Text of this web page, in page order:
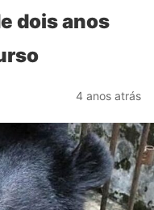
dois anos
4 anos atrás